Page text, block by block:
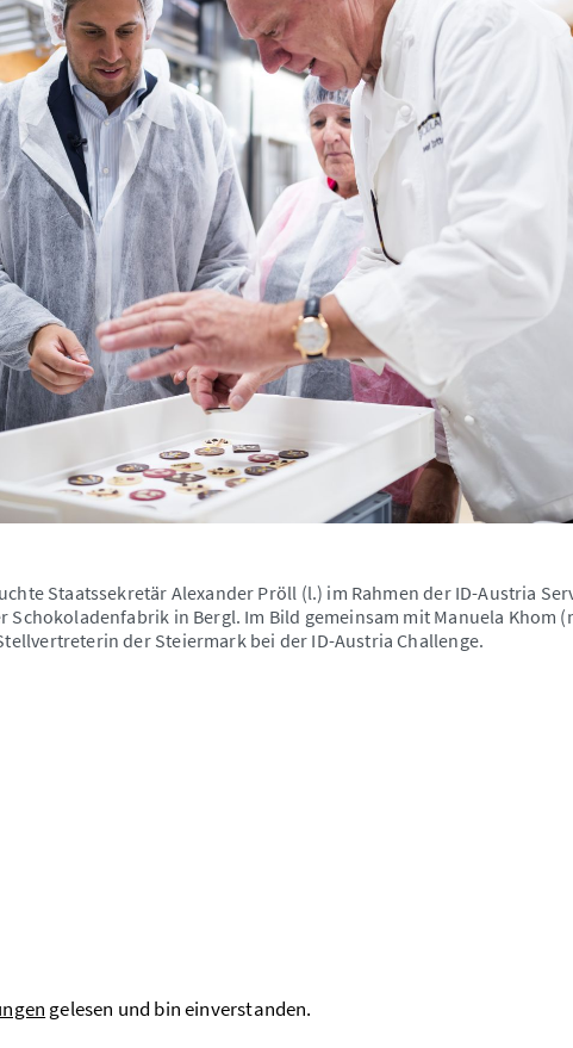
Staatssekretär Alexander Pröll (l.) im Rahmen der ID-Austria
Schokoladenfabrik in Bergl. Im Bild gemeinsam mit Manuela Khom
der Steiermark bei der ID-Austria Challenge.
gelesen und bin einverstanden.